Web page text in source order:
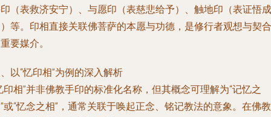
（表救济安宁）、与愿印（表慈悲给予）、触地印（表证悟成
等。印相直接关联佛菩萨的本愿与功德，是修行者观想与契合
要媒介。
以“忆印相”为例的深入解析
印相”并非佛教手印的标准化名称，但其概念可理解为“记忆之
或“忆念之相”，通常关联于唤起正念、铭记教法的意象。在佛教